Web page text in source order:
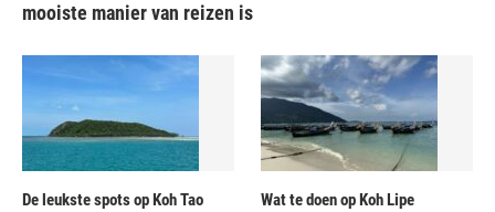
mooiste manier van reizen is
De leukste spots op Koh Tao Wat te doen op Koh Lipe